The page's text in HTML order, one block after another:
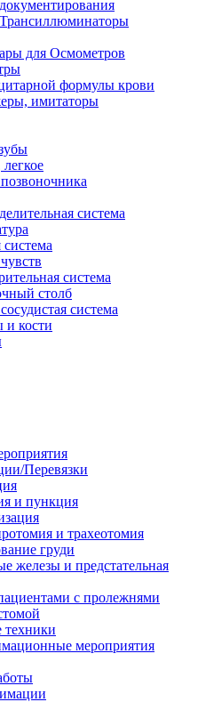
документирования
Трансиллюминаторы
для Осмометров
формулы крови
имитаторы
легкое
система
система
столб
система
и кости
Перевязки
и пункция
и трахеотомия
груди
железы и предстательная
с пролежнями
мероприятия